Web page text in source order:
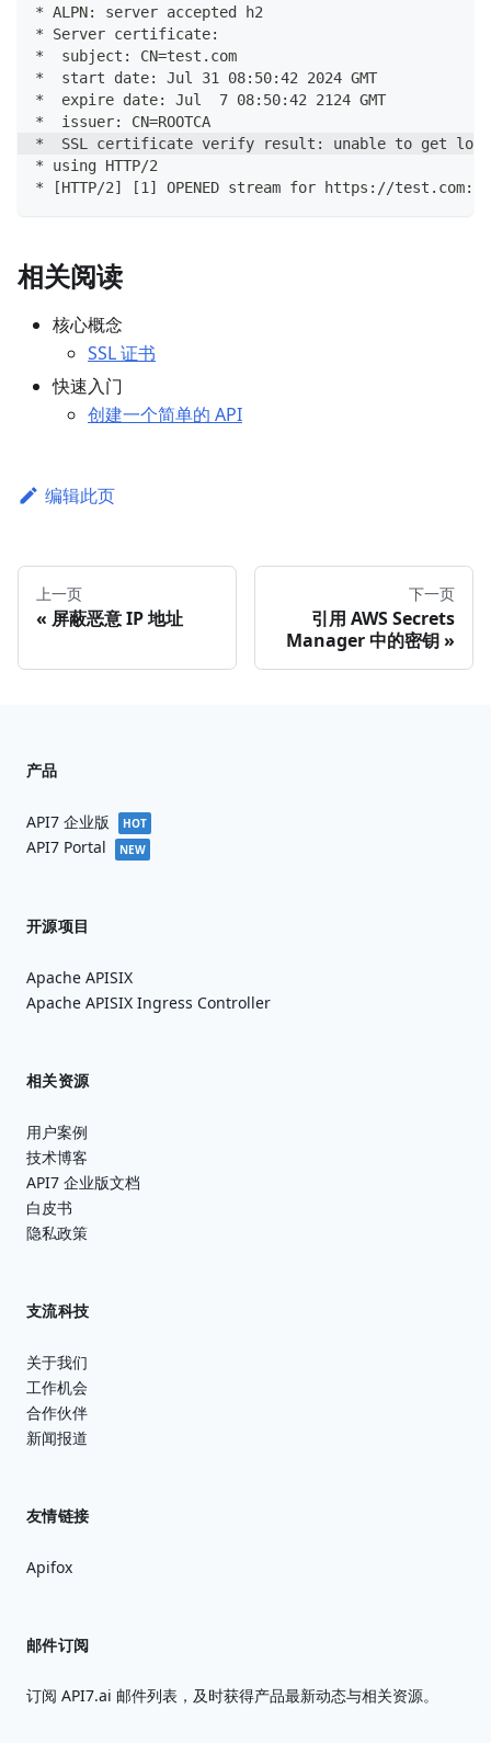
* ALPN: server accepted h2
* Server certificate:
*  subject: CN=test.com
*  start date: Jul 31 08:50:42 2024 GMT
*  expire date: Jul  7 08:50:42 2124 GMT
*  issuer: CN=ROOTCA
*  SSL certificate verify result: unable to get
* using HTTP/2
* [HTTP/2] [1] OPENED stream for https://
相关阅读
核心概念
SSL 证书
快速入门
创建一个简单的 API
编辑此页
上一页
屏蔽恶意 IP 地址
下一页
引用 AWS Secrets
Manager 中的密钥
产品
API7 企业版 HOT
API7 Portal NEW
开源项目
Apache APISIX
Apache APISIX Ingress Controller
相关资源
用户案例
技术博客
API7 企业版文档
白皮书
隐私政策
支流科技
关于我们
工作机会
合作伙伴
新闻报道
友情链接
Apifox
邮件订阅
订阅 API7.ai 邮件列表，及时获得产品最新动态与相关资源。